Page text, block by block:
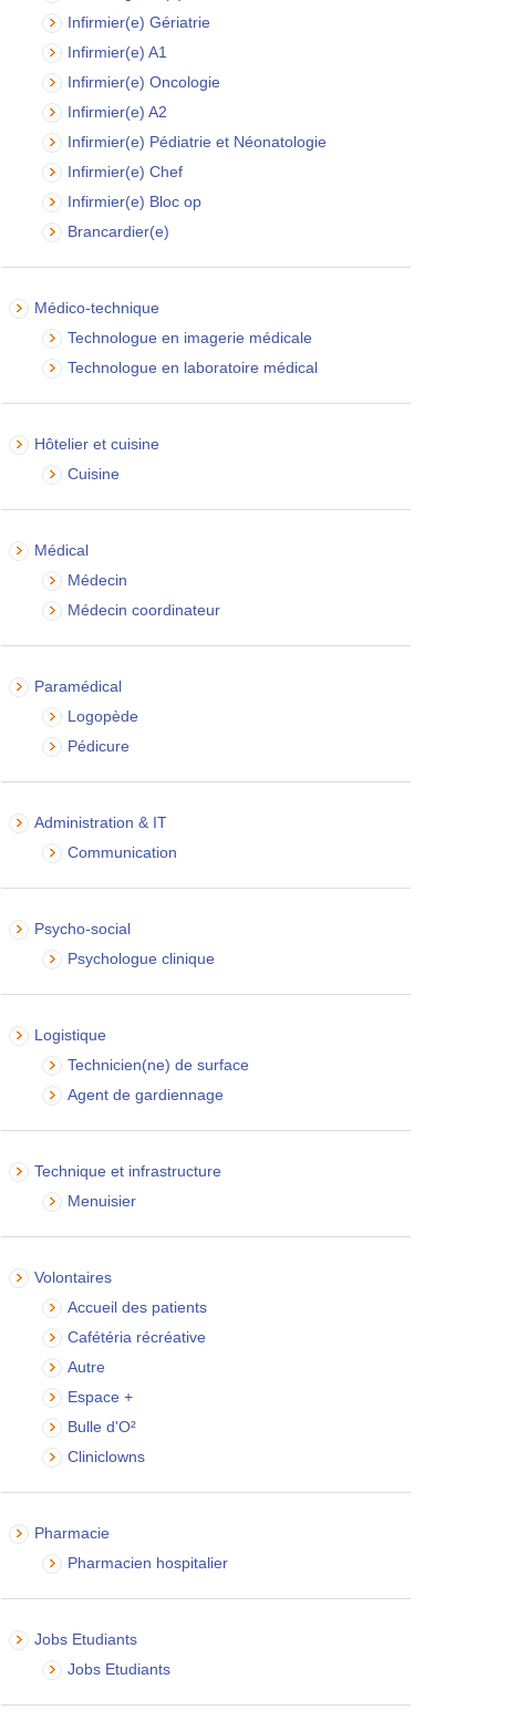
Infirmier(e) Gériatrie
Infirmier(e) A1
Infirmier(e) Oncologie
Infirmier(e) A2
Infirmier(e) Pédiatrie et Néonatologie
Infirmier(e) Chef
Infirmier(e) Bloc op
Brancardier(e)
Médico-technique
Technologue en imagerie médicale
Technologue en laboratoire médical
Hôtelier et cuisine
Cuisine
Médical
Médecin
Médecin coordinateur
Paramédical
Logopède
Pédicure
Administration & IT
Communication
Psycho-social
Psychologue clinique
Logistique
Technicien(ne) de surface
Agent de gardiennage
Technique et infrastructure
Menuisier
Volontaires
Accueil des patients
Cafétéria récréative
Autre
Espace +
Bulle d'O²
Cliniclowns
Pharmacie
Pharmacien hospitalier
Jobs Etudiants
Jobs Etudiants